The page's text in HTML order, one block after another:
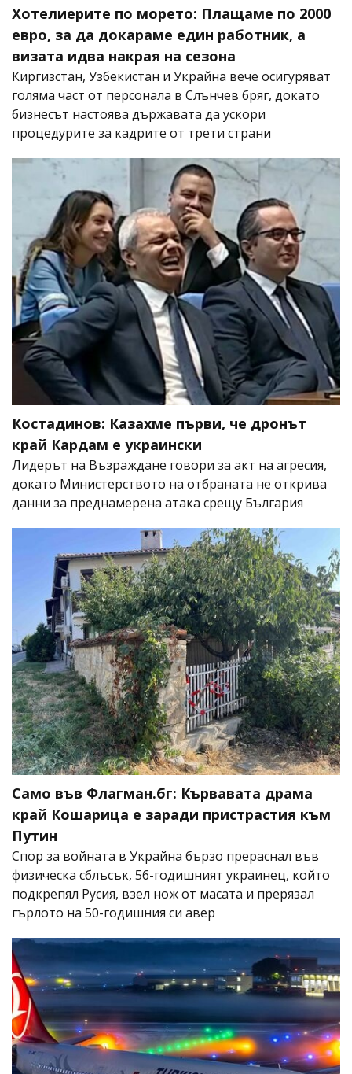
Хотелиерите по морето: Плащаме по 2000
евро, за да докараме един работник, а
визата идва накрая на сезона
Киргизстан, Узбекистан и Украйна вече осигуряват
голяма част от персонала в Слънчев бряг, докато
бизнесът настоява държавата да ускори
процедурите за кадрите от трети страни
Костадинов: Казахме първи, че дронът
край Кардам е украински
Лидерът на Възраждане говори за акт на агресия,
докато Министерството на отбраната не открива
данни за преднамерена атака срещу България
Само във Флагман.бг: Кървавата драма
край Кошарица е заради пристрастия към
Путин
Спор за войната в Украйна бързо прераснал във
физическа сблъсък, 56-годишният украинец, който
подкрепял Русия, взел нож от масата и прерязал
гърлото на 50-годишния си авер